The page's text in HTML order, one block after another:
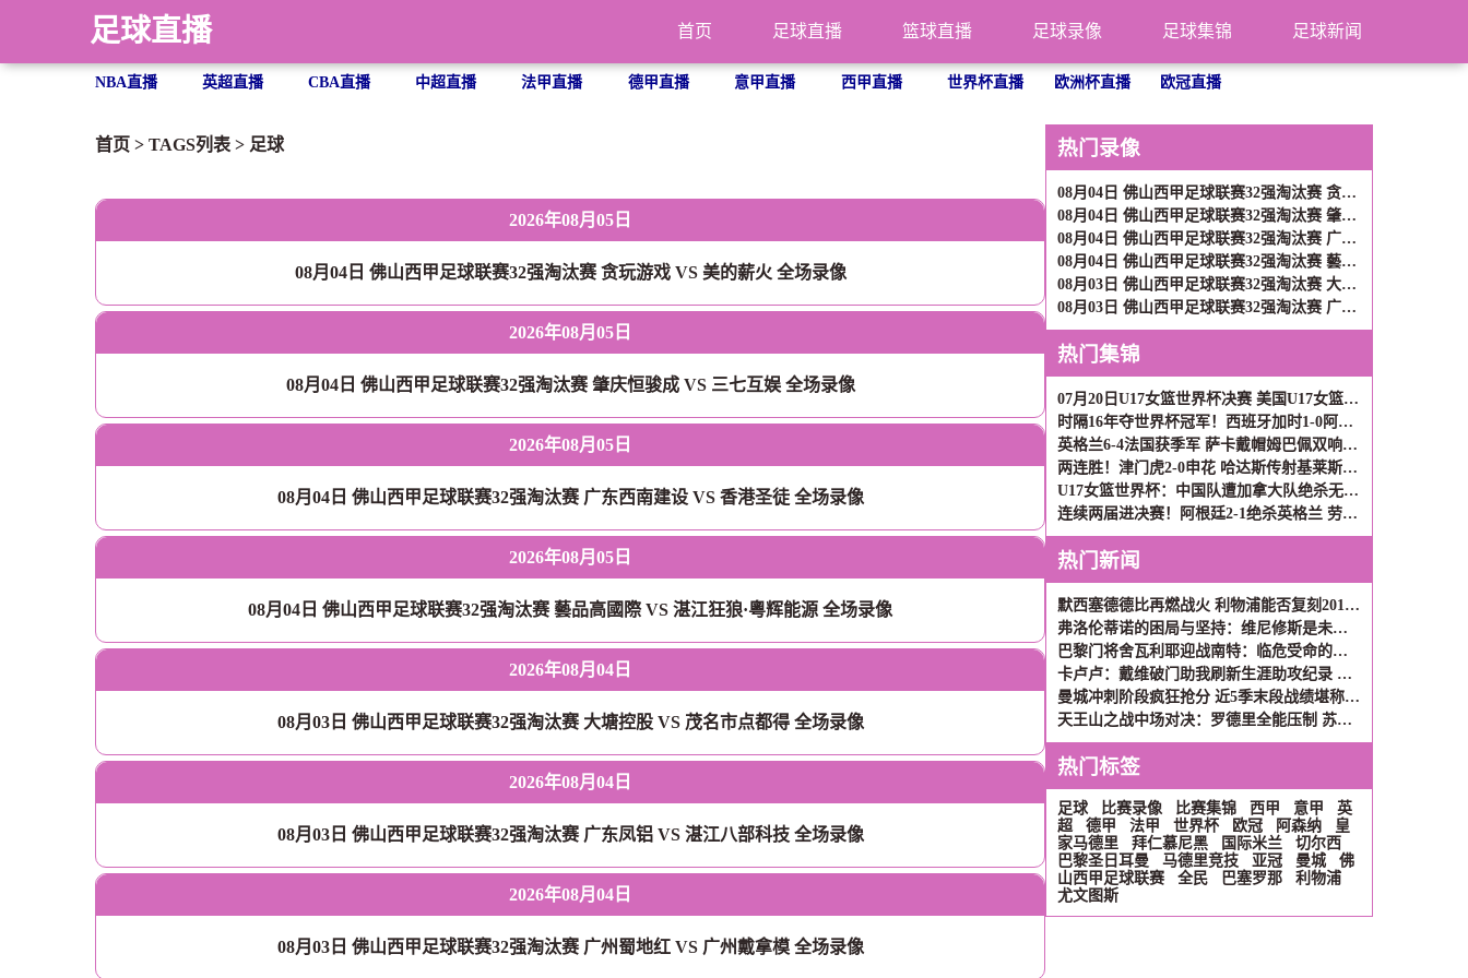
足球直播 首页 足球直播 篮球直播 足球录像 足球集锦 足球新闻
NBA直播 英超直播 CBA直播 中超直播 法甲直播 德甲直播 意甲直播 西甲直播 世界杯直播 欧洲杯直播 欧冠直播
首页 > TAGS列表 > 足球
2026年08月05日
08月04日 佛山西甲足球联赛32强淘汰赛 贪玩游戏 VS 美的薪火 全场录像
2026年08月05日
08月04日 佛山西甲足球联赛32强淘汰赛 肇庆恒骏成 VS 三七互娱 全场录像
2026年08月05日
08月04日 佛山西甲足球联赛32强淘汰赛 广东西南建设 VS 香港圣徒 全场录像
2026年08月05日
08月04日 佛山西甲足球联赛32强淘汰赛 藝品高國際 VS 湛江狂狼·粵辉能源 全场录像
2026年08月04日
08月03日 佛山西甲足球联赛32强淘汰赛 大塘控股 VS 茂名市点都得 全场录像
2026年08月04日
08月03日 佛山西甲足球联赛32强淘汰赛 广东凤铝 VS 湛江八部科技 全场录像
2026年08月04日
08月03日 佛山西甲足球联赛32强淘汰赛 广州蜀地红 VS 广州戴拿模 全场录像
热门录像
08月04日 佛山西甲足球联赛32强淘汰赛 贪玩游戏 VS 美的薪火 全场录像
08月04日 佛山西甲足球联赛32强淘汰赛 肇庆恒骏成 VS 三七互娱 全场录像
08月04日 佛山西甲足球联赛32强淘汰赛 广东西南建设 VS 香港圣徒 全场录像
08月04日 佛山西甲足球联赛32强淘汰赛 藝品高國際 VS 湛江狂狼·粵辉能源 全场录像
08月03日 佛山西甲足球联赛32强淘汰赛 大塘控股 VS 茂名市点都得 全场录像
08月03日 佛山西甲足球联赛32强淘汰赛 广东凤铝 VS 湛江八部科技 全场录像
热门集锦
07月20日U17女篮世界杯决赛 美国U17女篮 82 - 73 西班牙U17女篮 集锦
时隔16年夺世界杯冠军！西班牙加时1-0阿根廷 费兰制胜恩佐染红
英格兰6-4法国获季军 萨卡戴帽姆巴佩双响创纪录奥利塞2助+失良机
两连胜！津门虎2-0申花 哈达斯传射基莱斯破门 比赛一度暂停1小时
U17女篮世界杯：中国队遭加拿大队绝杀无缘4强 庞云舒16+10
连续两届进决赛！阿根廷2-1绝杀英格兰 劳塔罗恩佐破门梅西两助攻
热门新闻
默西塞德德比再燃战火 利物浦能否复刻2017年三连胜辉煌？
弗洛伦蒂诺的困局与坚持：维尼修斯是未来，姆巴佩非议难理解
巴黎门将舍瓦利耶迎战南特：临危受命的救赎之战
卡卢卢：戴维破门助我刷新生涯助攻纪录 团队默契才是关键
曼城冲刺阶段疯狂抢分 近5季末段战绩堪称英超现象级
天王山之战中场对决：罗德里全能压制 苏维门迪独守拦截高地
热门标签
足球 比赛录像 比赛集锦 西甲 意甲
英
超
德甲 法甲 世界杯 欧冠 阿森纳
皇
家马德里
拜仁慕尼黑 国际米兰
切尔西
巴黎圣日耳曼
马德里竞技 亚冠 曼城
佛
山西甲足球联赛
全民 巴塞罗那
利物浦
尤文图斯